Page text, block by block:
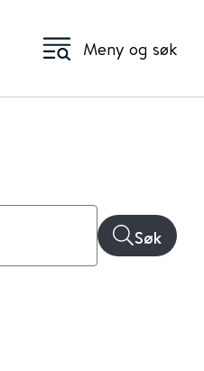
Meny og søk
Søk